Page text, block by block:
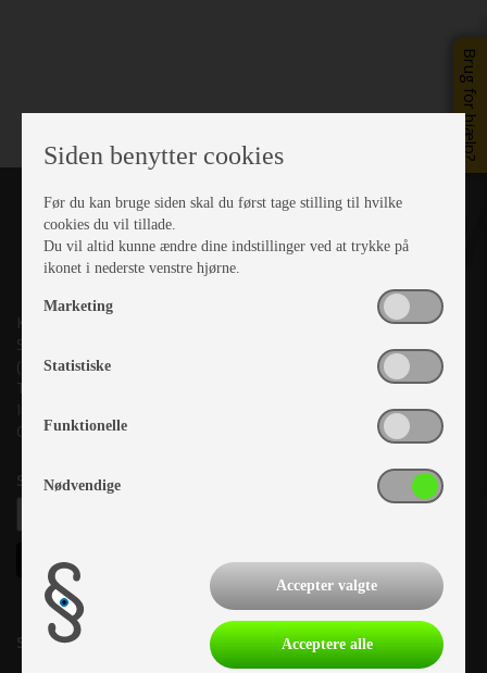
Brug for hjælp?
Kronjyllands Camping Center A/S
Suderholmen 10, 8960 Randers SØ
(Lige ud til Grenåvej)
Tlf. +45 87 10 98 70
Info@as-kcc.dk
CVR: 33 38 77 33
Samtykke til nyhedsbrev
Salgsafdeling:
Siden benytter cookies
Før du kan bruge siden skal du først tage stilling til hvilke
cookies du vil tillade.
Du vil altid kunne ændre dine indstillinger ved at trykke på
ikonet i nederste venstre hjørne.
Marketing
Statistiske
Funktionelle
Nødvendige
Accepter valgte
Acceptere alle